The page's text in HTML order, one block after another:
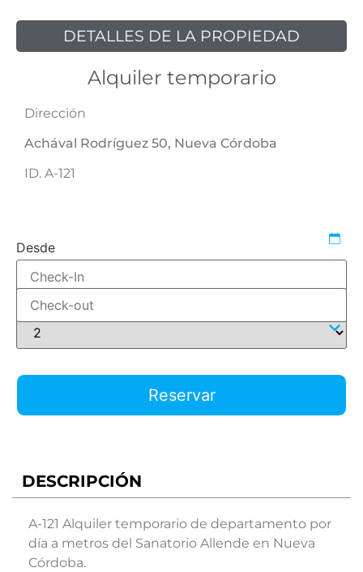
DETALLES DE LA PROPIEDAD
Alquiler temporario
Dirección
Achával Rodríguez 50, Nueva Córdoba
ID. A-121
Desde
Hasta
Adultos
Reservar
DESCRIPCIÓN
A-121 Alquiler temporario de departamento por
día a metros del Sanatorio Allende en Nueva
Córdoba.